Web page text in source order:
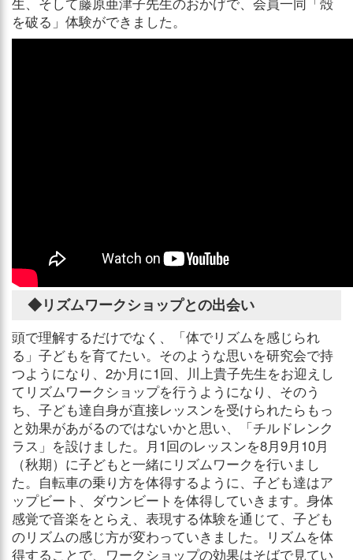
を破る」体験ができました。
◆リズムワークショップとの出会い
頭で理解するだけでなく、「体でリズムを感じられ
る」子どもを育てたい。そのような思いを研究会で持
つようになり、2か月に1回、川上貴子先生をお迎えし
てリズムワークショップを行うようになり、そのう
ち、子ども達自身が直接レッスンを受けられたらもっ
と効果があがるのではないかと思い、「チルドレンク
ラス」を設けました。月1回のレッスンを8月9月10月
（秋期）に子どもと一緒にリズムワークを行いまし
た。自転車の乗り方を体得するように、子ども達はア
ップビート、ダウンビートを体得していきます。身体
感覚で音楽をとらえ、表現する体験を通じて、子ども
のリズムの感じ方が変わっていきました。リズムを体
得することで、ワークショップの効果はそばで見てい